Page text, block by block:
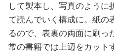
して製本し、写真のように
て読んでいく構成に。紙の
るので、表裏の両面に刷っ
常の書籍では上辺をカット